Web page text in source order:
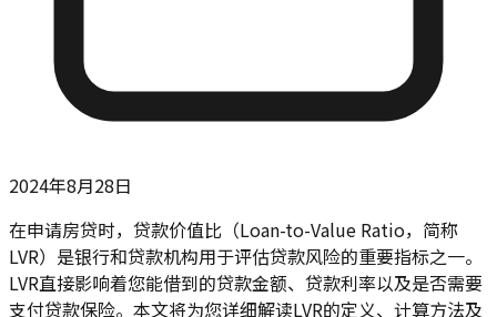
2024年8月28日
在申请房贷时，贷款价值比（Loan-to-Value Ratio，简称
LVR）是银行和贷款机构用于评估贷款风险的重要指标之一。
LVR直接影响着您能借到的贷款金额、贷款利率以及是否需要
支付贷款保险。本文将为您详细解读LVR的定义、计算方法及